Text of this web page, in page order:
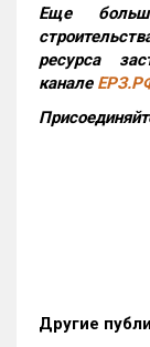
Еще
ресурса
канале
Другие